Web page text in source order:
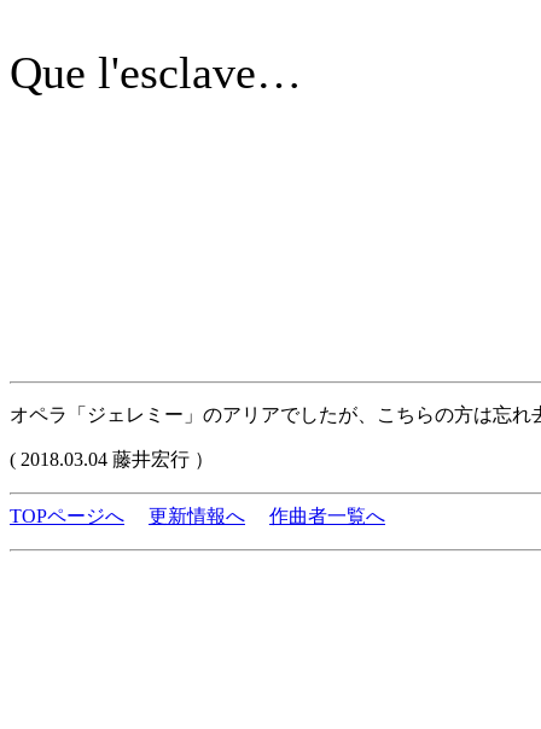
Que l'esclave…
オペラ「ジェレミー」のアリアでしたが、こちらの方は忘
( 2018.03.04 藤井宏行 ）
TOPページへ 更新情報へ 作曲者一覧へ